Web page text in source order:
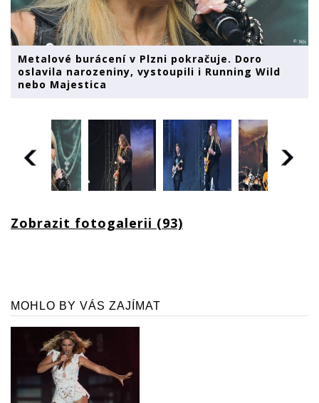
Metalové burácení v Plzni pokračuje. Doro
oslavila narozeniny, vystoupili i Running Wild
nebo Majestica
Zobrazit fotogalerii (93)
MOHLO BY VÁS ZAJÍMAT